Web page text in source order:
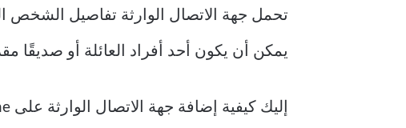
يمكن أن يكون أحد أفراد العائلة أو
إليك كيفية إضافة جهة الاتصال الوارثة على iPhone الخاص بك ومنحها حق الوصول إلى بيانات iCloud الخاصة بك بعد وفاتك.